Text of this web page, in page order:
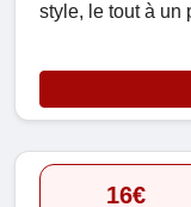
style, le tout à un
16€